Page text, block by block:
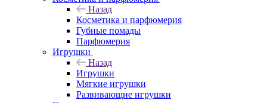
Назад
Косметика и парфюмерия
Губные помады
Парфюмерия
Игрушки
Назад
Игрушки
Мягкие игрушки
Развивающие игрушки